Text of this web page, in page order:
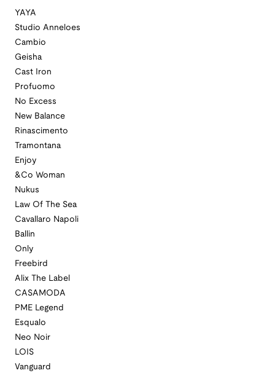
YAYA
Studio Anneloes
Cambio
Geisha
Cast Iron
Profuomo
No Excess
New Balance
Rinascimento
Tramontana
Enjoy
&Co Woman
Nukus
Law Of The Sea
Cavallaro Napoli
Ballin
Only
Freebird
Alix The Label
CASAMODA
PME Legend
Esqualo
Neo Noir
LOIS
Vanguard